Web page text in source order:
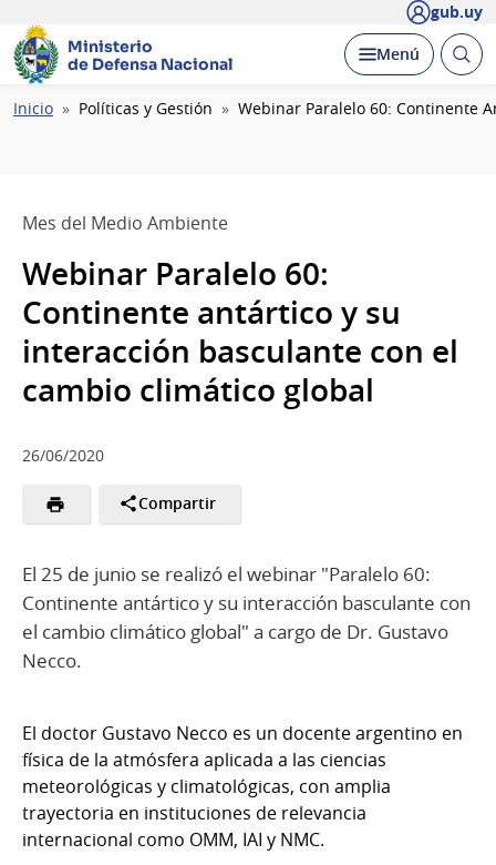
gub.uy
Ministerio
de Defensa Nacional
Desplegar
Menú Abrir
Ruta
Inicio Políticas y Gestión Webinar Paralelo 60: Continente
Mes del Medio Ambiente
Webinar Paralelo 60:
Continente antártico y su
interacción basculante con el
cambio climático global
26/06/2020
Compartir
El 25 de junio se realizó el webinar "Paralelo 60:
Continente antártico y su interacción basculante con
el cambio climático global" a cargo de Dr. Gustavo
Necco.
El doctor Gustavo Necco es un docente argentino en
física de la atmósfera aplicada a las ciencias
meteorológicas y climatológicas, con amplia
trayectoria en instituciones de relevancia
internacional como OMM, IAI y NMC.